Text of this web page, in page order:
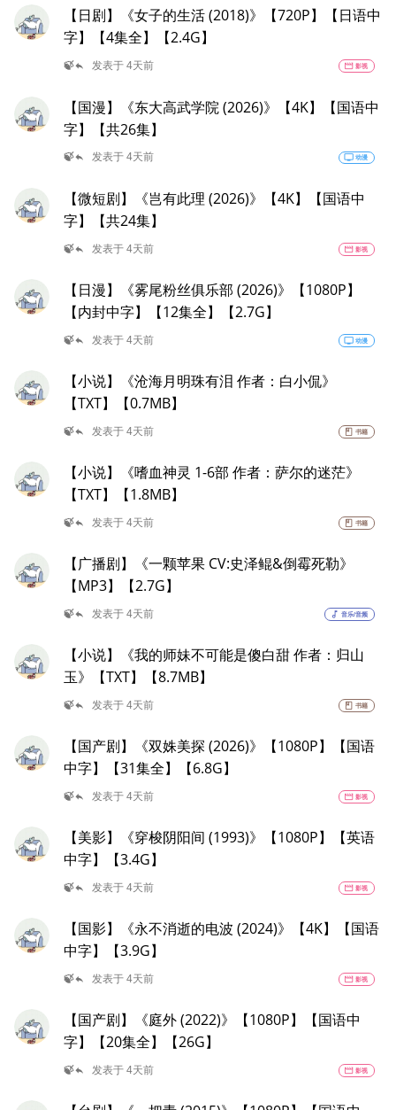
【日剧】《女子的生活 (2018)》【720P】【日语中
字】【4集全】【2.4G】
🍃reply 发表于 4天前 movie 影视
【国漫】《东大高武学院 (2026)》【4K】【国语中
字】【共26集】
🍃reply 发表于 4天前 tv 动漫
【微短剧】《岂有此理 (2026)》【4K】【国语中
字】【共24集】
🍃reply 发表于 4天前 movie 影视
【日漫】《雾尾粉丝俱乐部 (2026)》【1080P】
【内封中字】【12集全】【2.7G】
🍃reply 发表于 4天前 tv 动漫
【小说】《沧海月明珠有泪 作者：白小侃》
【TXT】【0.7MB】
🍃reply 发表于 4天前 book 书籍
【小说】《嗜血神灵 1-6部 作者：萨尔的迷茫》
【TXT】【1.8MB】
🍃reply 发表于 4天前 book 书籍
【广播剧】《一颗苹果 CV:史泽鲲&倒霉死勒》
【MP3】【2.7G】
🍃reply 发表于 4天前 music_note 音乐/音频
【小说】《我的师妹不可能是傻白甜 作者：归山
玉》【TXT】【8.7MB】
🍃reply 发表于 4天前 book 书籍
【国产剧】《双姝美探 (2026)》【1080P】【国语
中字】【31集全】【6.8G】
🍃reply 发表于 4天前 movie 影视
【美影】《穿梭阴阳间 (1993)》【1080P】【英语
中字】【3.4G】
🍃reply 发表于 4天前 movie 影视
【国影】《永不消逝的电波 (2024)》【4K】【国语
中字】【3.9G】
🍃reply 发表于 4天前 movie 影视
【国产剧】《庭外 (2022)》【1080P】【国语中
字】【20集全】【26G】
🍃reply 发表于 4天前 movie 影视